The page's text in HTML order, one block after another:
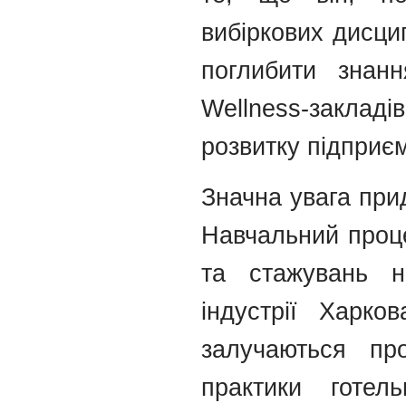
вибіркових
поглибити
Wellness-
розвитку
Значна увага
Навчальний
та стажувань
індустрії
залучаються
практики